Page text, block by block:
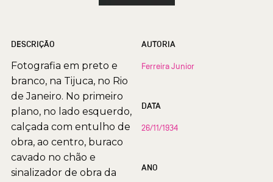
DESCRIÇÃO
Fotografia em preto e
branco, na Tijuca, no Rio
de Janeiro. No primeiro
plano, no lado esquerdo,
calçada com entulho de
obra, ao centro, buraco
cavado no chão e
sinalizador de obra da
AUTORIA
Ferreira Junior
DATA
26/11/1934
ANO